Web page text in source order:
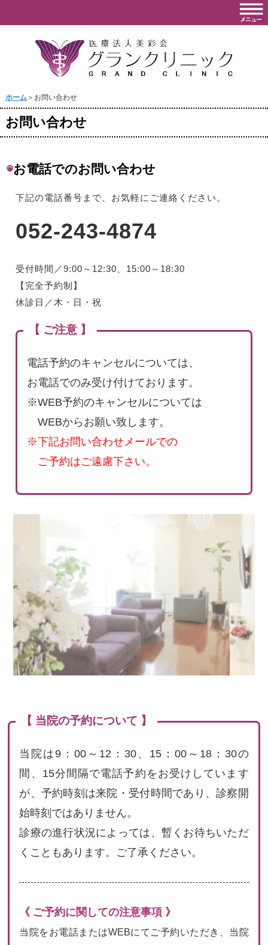
ホーム＞お問い合わせ
お問い合わせ
◉お電話でのお問い合わせ
下記の電話番号まで、お気軽にご連絡ください。
052-243-4874
受付時間／9:00～12:30、15:00～18:30
【完全予約制】
休診日／木・日・祝
【 ご注意 】
電話予約のキャンセルについては、
お電話でのみ受け付けております。
※WEB予約のキャンセルについては
WEBからお願い致します。
※下記お問い合わせメールでの
ご予約はご遠慮下さい。
【 当院の予約について 】
当院は9：00～12：30、15：00～18：30の
間、15分間隔で電話予約をお受けしています
が、予約時刻は来院・受付時間であり、診察開
始時刻ではありません。
診療の進行状況によっては、暫くお待ちいただ
くこともあります。ご了承ください。
《 ご予約に関しての注意事項 》
当院をお電話またはWEBにてご予約いただき、当院